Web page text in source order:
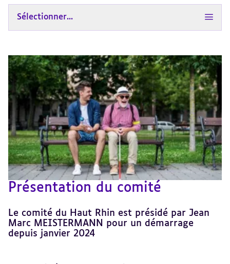
Sélectionner...
Présentation du comité
Le comité du Haut Rhin est présidé par Jean
Marc MEISTERMANN pour un démarrage
depuis janvier 2024